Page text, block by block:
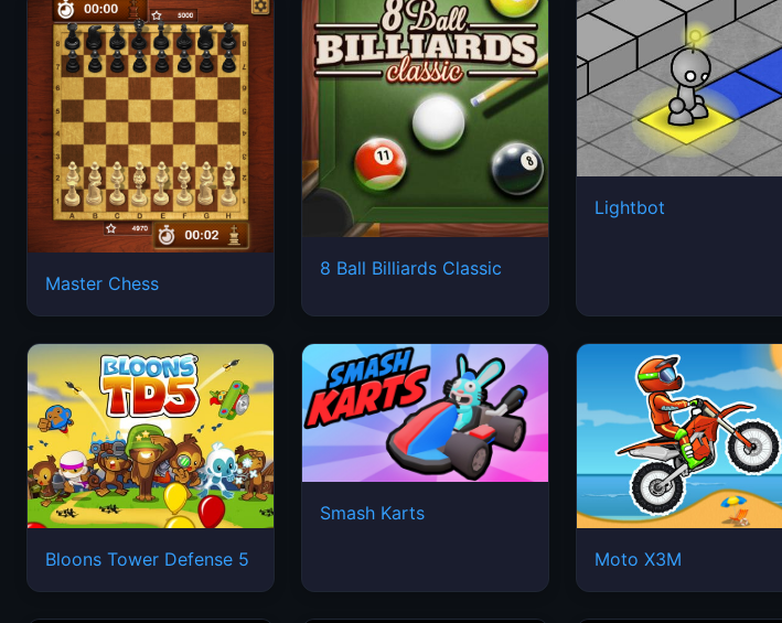
Master Chess
8 Ball Billiards Classic
Lightbot
Bloons Tower Defense 5
Smash Karts
Moto X3M